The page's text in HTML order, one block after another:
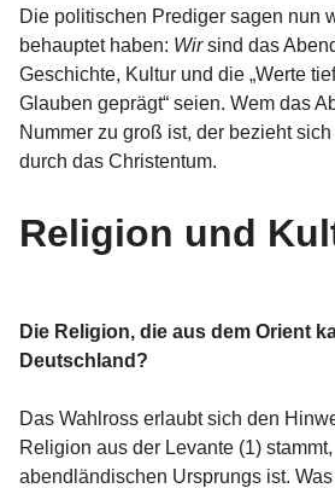
Die politischen Prediger sagen nun
behauptet haben: Wirsind das
Geschichte, Kultur und die „Werte
Glauben geprägt“ seien. Wem das
Nummer zu groß ist, der bezieht sich
durch das Christentum.
Religion und
Die Religion, die aus dem Orient
Deutschland?
Das Wahlross erlaubt sich den
Religion aus der Levante (1)
abendländischen Ursprungs ist.